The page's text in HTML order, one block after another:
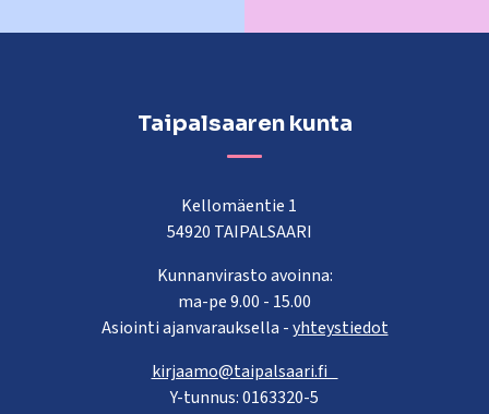
Taipalsaaren kunta
Kellomäentie 1
54920 TAIPALSAARI
Kunnanvirasto avoinna:
ma-pe 9.00 - 15.00
Asiointi ajanvarauksella -yhteystiedot
kirjaamo@taipalsaari.fi
Y-tunnus: 0163320-5